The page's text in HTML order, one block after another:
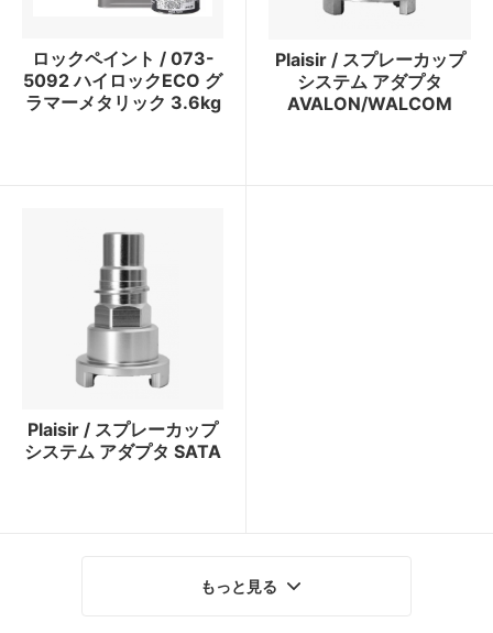
ロックペイント / 073-
5092 ハイロックECO グ
ラマーメタリック 3.6kg
Plaisir / スプレーカップ
システム アダプタ
AVALON/WALCOM
Plaisir / スプレーカップ
システム アダプタ SATA
もっと見る